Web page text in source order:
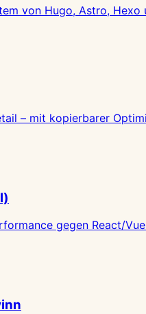
von Hugo, Astro, Hexo
– mit kopierbarer
gegen React/